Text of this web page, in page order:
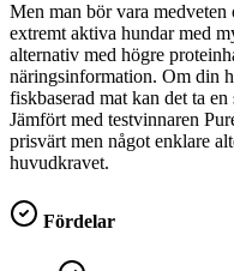
Men man bör vara
extremt aktiva hundar med
alternativ med högre
näringsinformation. Om din
fiskbaserad mat kan det ta
Jämfört med testvinnaren
prisvärt men något enklare
huvudkravet.
Fördelar